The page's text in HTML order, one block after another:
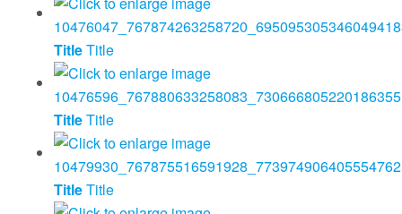
TitleTitle
TitleTitle
TitleTitle